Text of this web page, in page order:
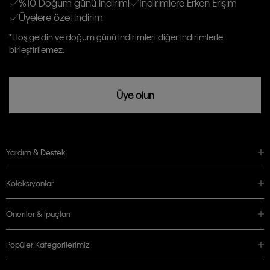
Aydınlatma Metni’niokuduğumu kabul ediyorum.
Calvin Klein tarafından kişisel verilerimin yurtdışına aktarılmasına açık
rızam vardır
%10 Doğum günü indirimi
İndirimlere Erken Erişim
Üyelere özel indirim
*Hoş geldin ve doğum günü indirimleri diğer indirimlerle
birleştirilemez.
Üye olun
Yardım & Destek
Koleksiyonlar
Öneriler & İpuçları
Popüler Kategorilerimiz